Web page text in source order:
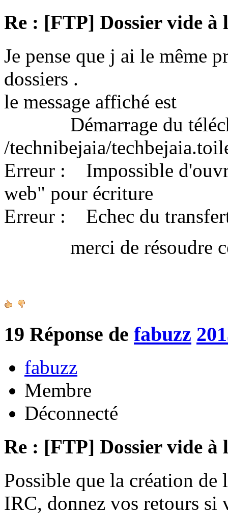
Re : [FTP] Dossier vide à
Je pense que j ai le même
dossiers .
le message affiché est
Démarrage du
/technibejaia/
Erreur : Impossible
web" pour écriture
Erreur : Echec du
merci de résoudre ce
19 Réponse de fabuzz
fabuzz
Membre
Déconnecté
Re : [FTP] Dossier vide à
Possible que la création de
IRC, donnez vos retours si